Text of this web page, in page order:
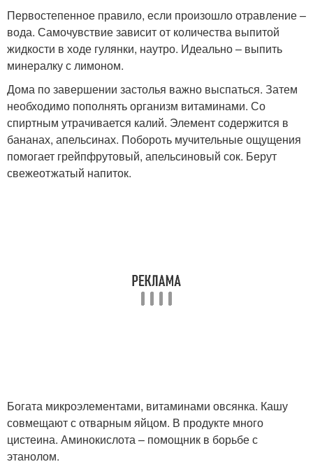
Первостепенное правило, если произошло отравление –
вода. Самочувствие зависит от количества выпитой
жидкости в ходе гулянки, наутро. Идеально – выпить
минералку с лимоном.
Дома по завершении застолья важно выспаться. Затем
необходимо пополнять организм витаминами. Со
спиртным утрачивается калий. Элемент содержится в
бананах, апельсинах. Побороть мучительные ощущения
помогает грейпфрутовый, апельсиновый сок. Берут
свежеотжатый напиток.
Богата микроэлементами, витаминами овсянка. Кашу
совмещают с отварным яйцом. В продукте много
цистеина. Аминокислота – помощник в борьбе с
этанолом.